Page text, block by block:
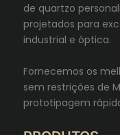
de quartzo
projetados para
industrial e óptica.
Fornecemos os
sem restrições de
prototipagem